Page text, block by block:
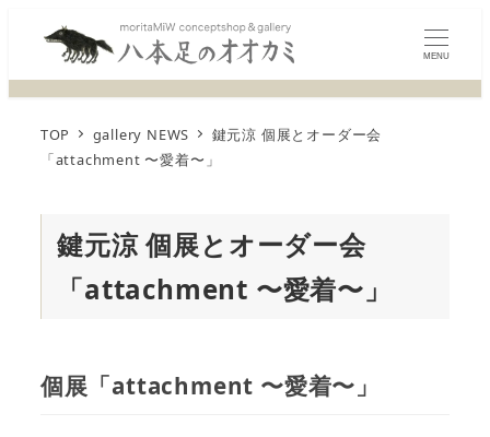
MENU
TOP gallery NEWS
鍵元涼 個展とオーダー会
「attachment 〜愛着〜」
鍵元涼 個展とオーダー会
「attachment 〜愛着〜」
個展「attachment 〜愛着〜」